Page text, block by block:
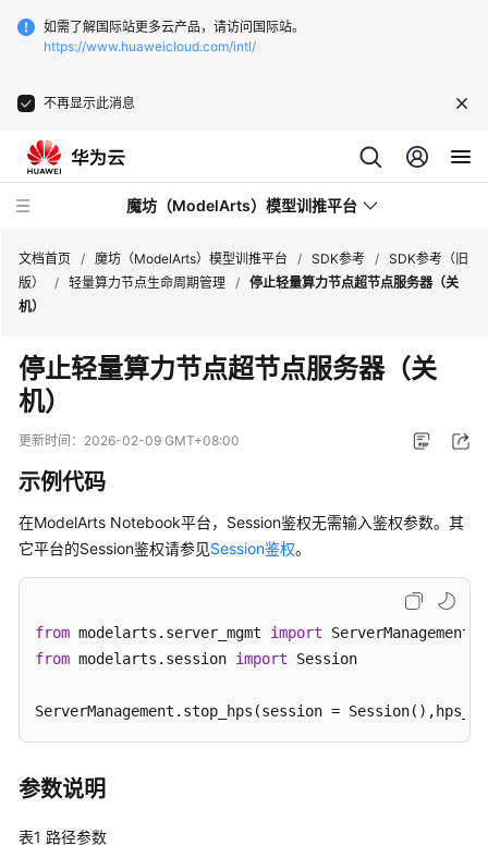
如需了解国际站更多云产品，请访问国际站。
https://www.huaweicloud.com/intl/
不再显示此消息
魔坊（ModelArts）模型训推平台
动
态
服
务
公
告
绍
费
说
速
文档首页 / 魔坊（ModelArts）模型训推平台 / SDK参考 / SDK参考（旧
版）
/ 轻量算力节点生命周期管理 / 停止轻量算力节点超节点服务器（关
机）
停止轻量算力节点超节点服务器（关
机）
更新时间： 2026-02-09 GMT+08:00
示例代码
在ModelArts Notebook平台，Session鉴权无需输入鉴权参数。其
它平台的Session鉴权请参见Session鉴权。
from modelarts.server_mgmt import
from modelarts.session import Session
ServerManagement.stop_hps(session =
参数说明
表1 路径参数